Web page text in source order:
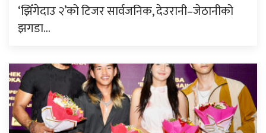
‘झिँगेदाउ २’को टिजर सार्वजनिक, देउरानी–जेठानीको
झगडा…